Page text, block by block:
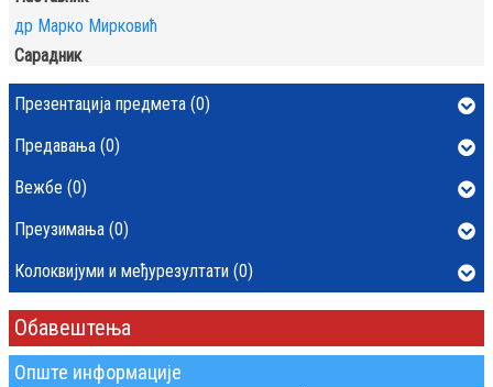
Опште информације
др Марко Мирковић
Сарадник
Презентација предмета (0)
Предавања (0)
Вежбе (0)
Преузимања (0)
Колоквијуми и међурезултати (0)
Обавештења